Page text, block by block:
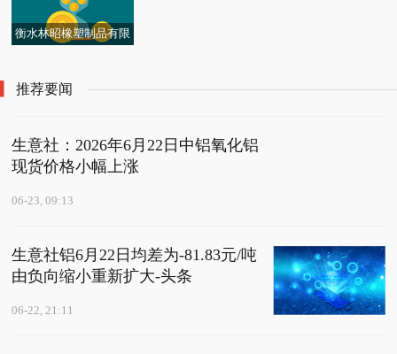
衡水林昭橡塑制品有限
推荐要闻
生意社：2026年6月22日中铝氧化铝
现货价格小幅上涨
06-23, 09:13
生意社铝6月22日均差为-81.83元/吨
由负向缩小重新扩大-头条
06-22, 21:11